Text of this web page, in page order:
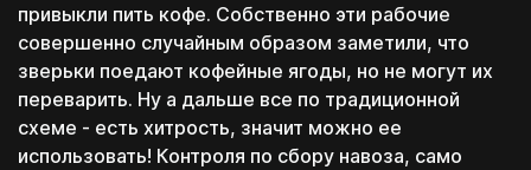
привыкли пить кофе. Собственно эти рабочие
совершенно случайным образом заметили, что
зверьки поедают кофейные ягоды, но не могут их
переварить. Ну а дальше все по традиционной
схеме - есть хитрость, значит можно ее
использовать! Контроля по сбору навоза, само